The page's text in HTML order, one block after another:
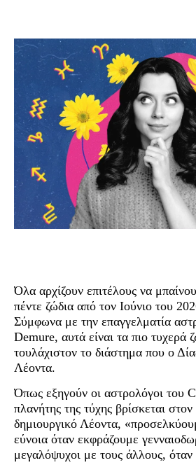
Όλα αρχίζουν επιτέλους να
πέντε ζώδια από τον Ιούνιο του
Σύμφωνα με την επαγγελματία
Demure, αυτά είναι τα πιο τυχερά
τουλάχιστον το διάστημα που ο
Λέοντα.
Όπως εξηγούν οι αστρολόγοι του
πλανήτης της τύχης βρίσκεται
δημιουργικό Λέοντα,
εύνοια όταν εκφράζουμε
μεγαλόψυχοι με τους άλλους,